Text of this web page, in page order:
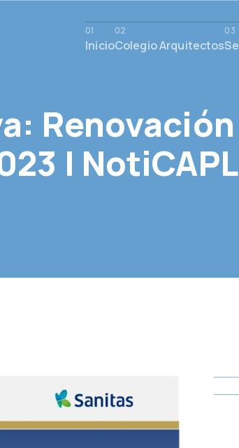
InicioColegio Arquitectos
Renovación
|